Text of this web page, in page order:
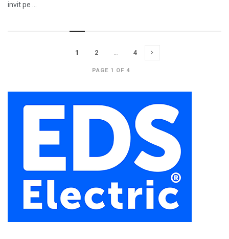
invit pe ...
PAGE 1 OF 4
1 2 … 4